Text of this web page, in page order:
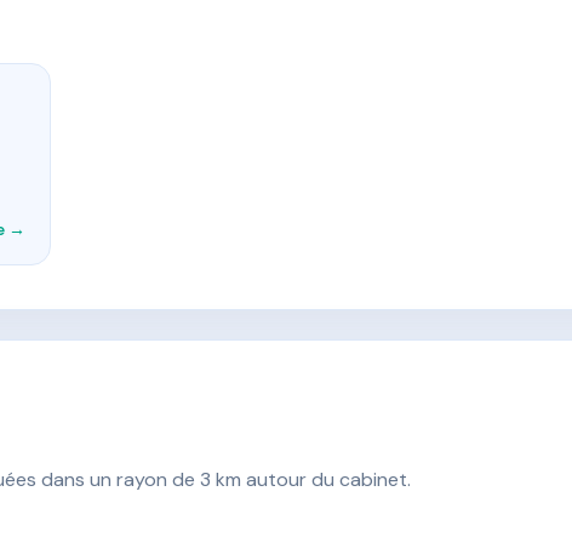
→
dans un rayon de 3 km autour du cabinet.